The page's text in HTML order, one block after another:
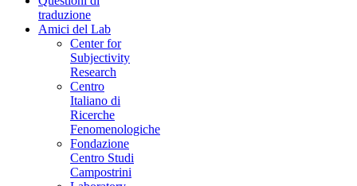
traduzione
Amici del Lab
Center for
Subjectivity
Research
Centro
Italiano di
Ricerche
Fenomenologiche
Fondazione
Centro Studi
Campostrini